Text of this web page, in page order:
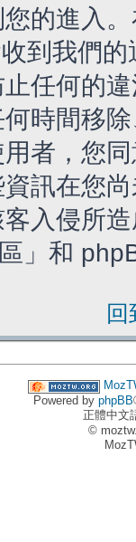
的進入
到我們
任何的
時間移
者，您
訊在您
入侵所
」和
Powered by phpBB
正體中文
©